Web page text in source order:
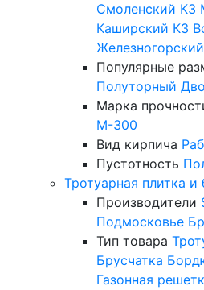
Смоленский КЗ
Каширский КЗ
Железногорский
Популярные
Полуторный
Марка
М-300
Вид кирпича
Пустотность
Тротуарная плитка
Производители
Подмосковье
Тип товара
Брусчатка
Газонная